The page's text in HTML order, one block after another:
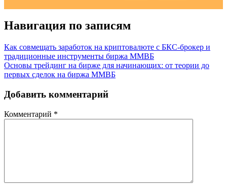
Навигация по записям
Как совмещать заработок на криптовалюте с БКС-брокер и
традиционные инструменты биржа ММВБ
Основы трейдинг на бирже для начинающих: от теории до
первых сделок на биржа ММВБ
Добавить комментарий
Комментарий *